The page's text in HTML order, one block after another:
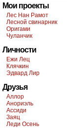
Мои проекты
Лес Нан Рамот
Лесной свинарник
Оригами
Чуланчик
Личности
Ежи Лец
Клячкин
Эдвард Лир
Друзья
Аллор
Анориэль
Ассиди
Заяц
Леди Осень